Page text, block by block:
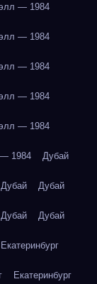
— 1984
— 1984
— 1984
— 1984
— 1984
1984 Дубай
Дубай Дубай
Дубай Дубай
Екатеринбург
Екатеринбург